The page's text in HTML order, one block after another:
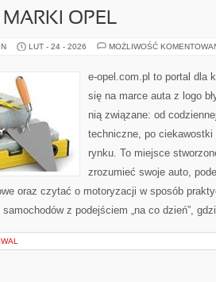
MARKI OPEL
LUT - 24 - 2026 MOŻLIWOŚĆ
e-opel.com.pl to portal dla
się na marce auta z logo
nią związane: od
techniczne, po
rynku. To miejsce
zrozumieć swoje auto,
oraz czytać o motoryzacji w sposób
samochodów z podejściem „na co dzień”,